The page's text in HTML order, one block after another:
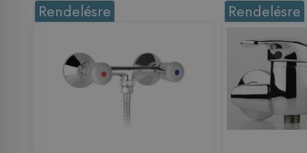
Rendelésre Rendelésre